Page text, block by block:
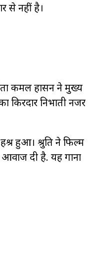
से नहीं है।
कमल हासन ने मुख्य
किरदार निभाती नजर
हुआ। श्रुति ने फिल्म
दी है. यह गाना